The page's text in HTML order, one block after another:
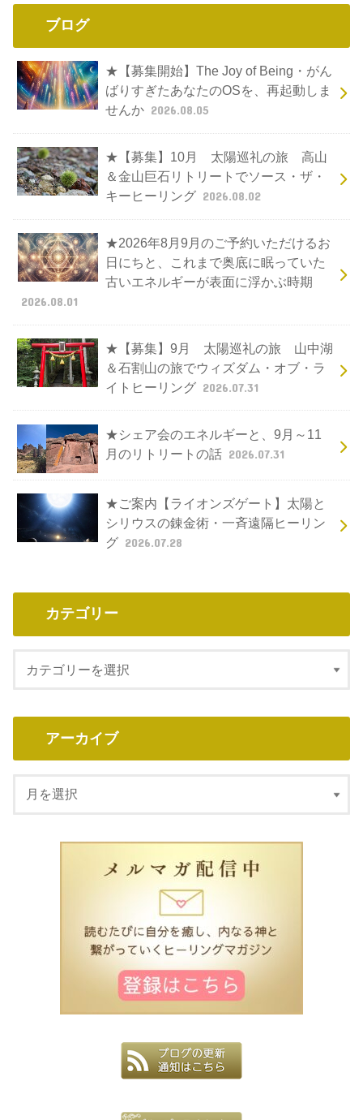
ブログ
★【募集開始】The Joy of Being・がん
ばりすぎたあなたのOSを、再起動しま
せんか 2026.08.05
★【募集】10月 太陽巡礼の旅 高山
＆金山巨石リトリートでソース・ザ・
キーヒーリング 2026.08.02
★2026年8月9月のご予約いただけるお
日にちと、これまで奥底に眠っていた
古いエネルギーが表面に浮かぶ時期
2026.08.01
★【募集】9月 太陽巡礼の旅 山中湖
＆石割山の旅でウィズダム・オブ・ラ
イトヒーリング 2026.07.31
★シェア会のエネルギーと、9月～11
月のリトリートの話 2026.07.31
★ご案内【ライオンズゲート】太陽と
シリウスの錬金術・一斉遠隔ヒーリン
グ 2026.07.28
カテゴリー
アーカイブ